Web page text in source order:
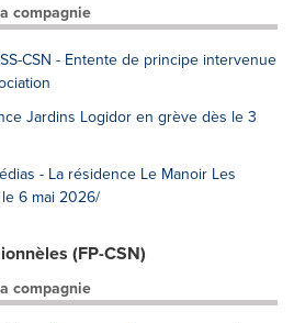
compagnie
CSN - Entente de principe intervenue
Jardins Logidor en grève dès le 3
- La résidence Le Manoir Les
6 mai 2026/
(FP-CSN)
compagnie